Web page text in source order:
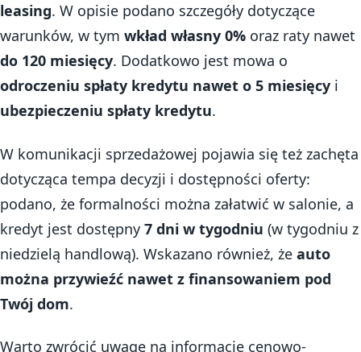
leasing. W opisie podano szczegóły dotyczące
warunków, w tym wkład własny 0% oraz raty nawet
do 120 miesięcy. Dodatkowo jest mowa o
odroczeniu spłaty kredytu nawet o 5 miesięcy i
ubezpieczeniu spłaty kredytu.
W komunikacji sprzedażowej pojawia się też zachęta
dotycząca tempa decyzji i dostępności oferty:
podano, że formalności można załatwić w salonie, a
kredyt jest dostępny 7 dni w tygodniu (w tygodniu z
niedzielą handlową). Wskazano również, że auto
można przywieźć nawet z finansowaniem pod
Twój dom.
Warto zwrócić uwagę na informacje cenowo-